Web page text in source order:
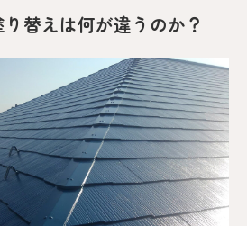
替えは何が違うのか？